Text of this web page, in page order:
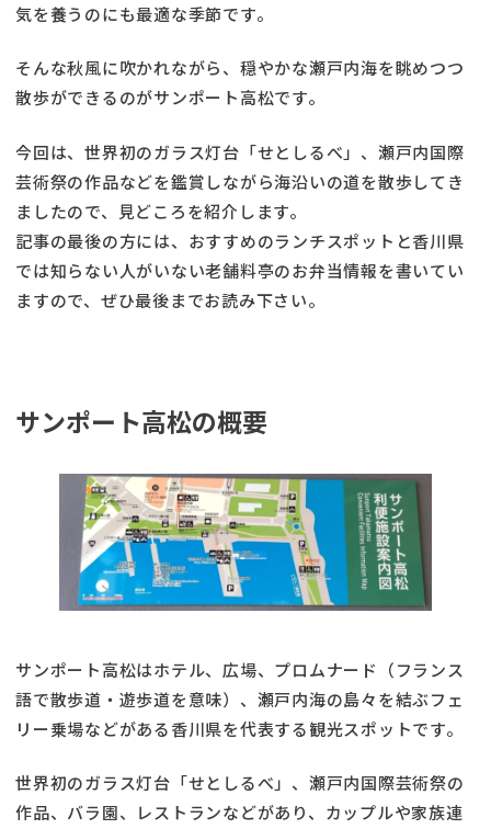
気を養うのにも最適な季節です。
そんな秋風に吹かれながら、穏やかな瀬戸内海を眺めつつ
散歩ができるのがサンポート高松です。
今回は、世界初のガラス灯台「せとしるべ」、瀬戸内国際
芸術祭の作品などを鑑賞しながら海沿いの道を散歩してき
ましたので、見どころを紹介します。
記事の最後の方には、おすすめのランチスポットと香川県
では知らない人がいない老舗料亭のお弁当情報を書いてい
ますので、ぜひ最後までお読み下さい。
サンポート高松の概要
サンポート高松はホテル、広場、プロムナード（フランス
語で散歩道・遊歩道を意味）、瀬戸内海の島々を結ぶフェ
リー乗場などがある香川県を代表する観光スポットです。
世界初のガラス灯台「せとしるべ」、瀬戸内国際芸術祭の
作品、バラ園、レストランなどがあり、カップルや家族連